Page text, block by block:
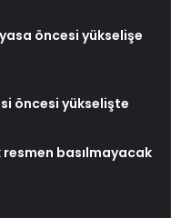
öncesi yükselişe
öncesi yükselişte
resmen basılmayacak